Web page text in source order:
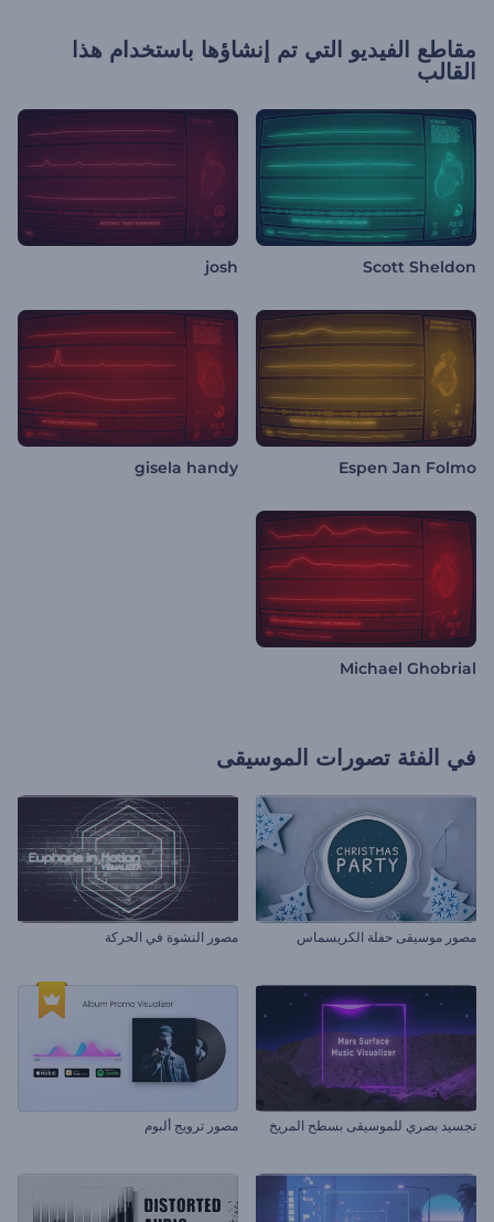
مقاطع الفيديو التي تم إنشاؤها باستخدام هذا
القالب
Scott Sheldon
josh
Espen Jan Folmo
gisela handy
Michael Ghobrial
في الفئة تصورات الموسيقى
مصور موسيقى حفلة الكريسماس مصور النشوة في الحركة
تجسيد بصري للموسيقى بسطح المريخ مصور ترويج ألبوم